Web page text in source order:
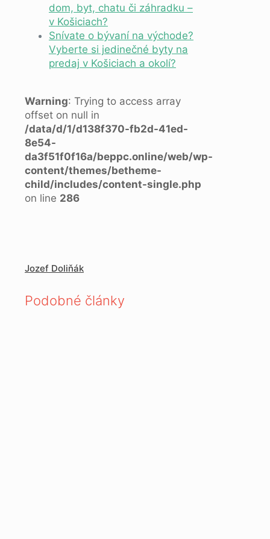
dom, byt, chatu či záhradku –
v Košiciach?
Snívate o bývaní na východe?
Vyberte si jedinečné byty na
predaj v Košiciach a okolí?
Warning: Trying to access array
offset on null in
/data/d/1/d138f370-fb2d-41ed-
8e54-
da3f51f0f16a/beppc.online/web/wp-
content/themes/betheme-
child/includes/content-single.php
on line 286
Jozef Doliňák
Podobné články